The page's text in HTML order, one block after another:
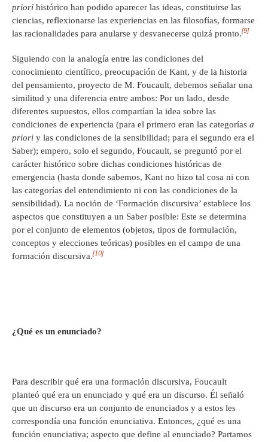
priori histórico han podido aparecer las ideas, constituirse las
ciencias, reflexionarse las experiencias en las filosofías, formarse
las racionalidades para anularse y desvanecerse quizá pronto.[9]
Siguiendo con la analogía entre las condiciones del
conocimiento científico, preocupación de Kant, y de la historia
del pensamiento, proyecto de M. Foucault, debemos señalar una
similitud y una diferencia entre ambos: Por un lado, desde
diferentes supuestos, ellos compartían la idea sobre las
condiciones de experiencia (para el primero eran las categorías a
priori y las condiciones de la sensibilidad; para el segundo era el
Saber); empero, solo el segundo, Foucault, se preguntó por el
carácter histórico sobre dichas condiciones históricas de
emergencia (hasta donde sabemos, Kant no hizo tal cosa ni con
las categorías del entendimiento ni con las condiciones de la
sensibilidad). La noción de ‘Formación discursiva’ establece los
aspectos que constituyen a un Saber posible: Este se determina
por el conjunto de elementos (objetos, tipos de formulación,
conceptos y elecciones teóricas) posibles en el campo de una
formación discursiva.[10]
¿Qué es un enunciado?
Para describir qué era una formación discursiva, Foucault
planteó qué era un enunciado y qué era un discurso. Él señaló
que un discurso era un conjunto de enunciados y a estos les
correspondía una función enunciativa. Entonces, ¿qué es una
función enunciativa; aspecto que define al enunciado? Partamos